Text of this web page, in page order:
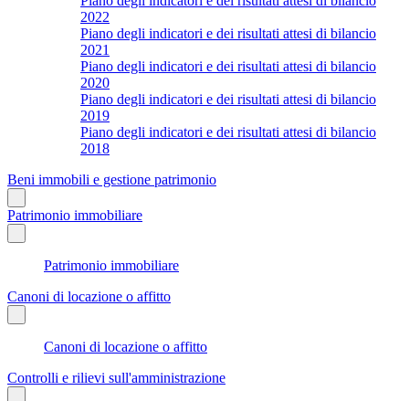
2022
Piano degli indicatori e dei risultati attesi di bilancio
2021
Piano degli indicatori e dei risultati attesi di bilancio
2020
Piano degli indicatori e dei risultati attesi di bilancio
2019
Piano degli indicatori e dei risultati attesi di bilancio
2018
Beni immobili e gestione patrimonio
Patrimonio immobiliare
Patrimonio immobiliare
Canoni di locazione o affitto
Canoni di locazione o affitto
Controlli e rilievi sull'amministrazione